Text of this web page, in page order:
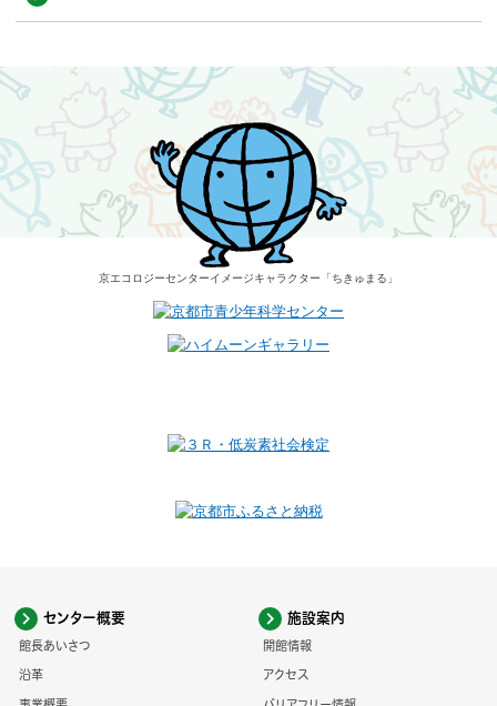
京エコロジーセンターイメージキャラクター 「ちきゅまる」
センター概要
館長あいさつ
沿革
施設案内
開館情報
アクセス